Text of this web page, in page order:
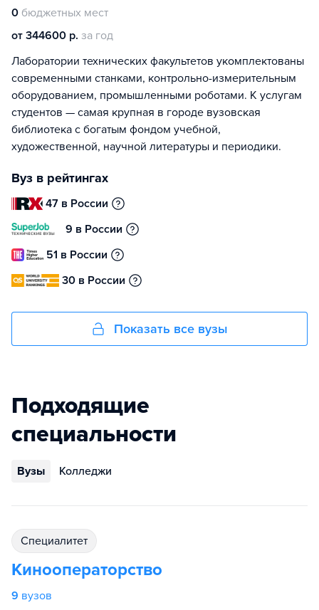
0 бюджетных мест
от 344600 р. за год
Лаборатории технических факультетов укомплектованы
современными станками, контрольно-измерительным
оборудованием, промышленными роботами. К услугам
студентов — самая крупная в городе вузовская
библиотека с богатым фондом учебной,
художественной, научной литературы и периодики.
Вуз в рейтингах
47 в России
9 в России
51 в России
30 в России
Показать все вузы
Подходящие
специальности
Вузы Колледжи
специалитет
Кинооператорство
9 вузов